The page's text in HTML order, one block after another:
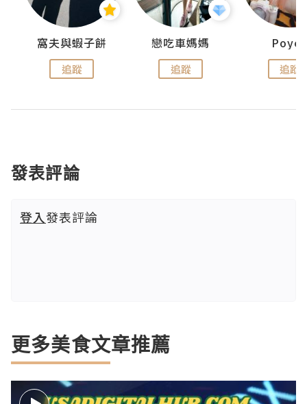
窩夫與蝦子餅
追蹤
戀吃車媽媽
追蹤 追蹤
發表評論
登入發表評論
更多美食文章推薦